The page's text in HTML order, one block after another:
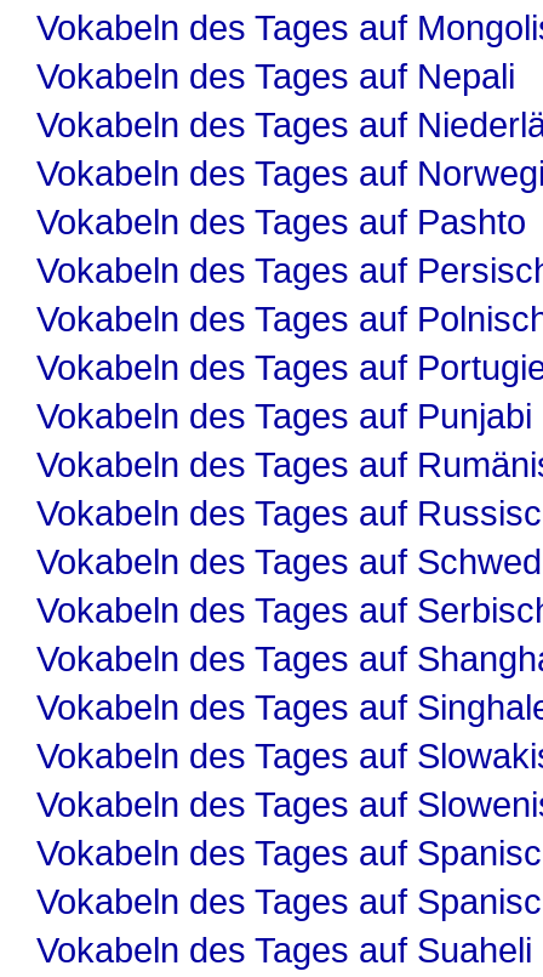
Vokabeln des Tages auf
Vokabeln des Tages auf Nepali
Vokabeln des Tages auf
Vokabeln des Tages auf
Vokabeln des Tages auf Pashto
Vokabeln des Tages auf
Vokabeln des Tages auf
Vokabeln des Tages auf
Vokabeln des Tages auf Punjabi
Vokabeln des Tages auf
Vokabeln des Tages auf
Vokabeln des Tages auf
Vokabeln des Tages auf
Vokabeln des Tages auf
Vokabeln des Tages auf
Vokabeln des Tages auf
Vokabeln des Tages auf
Vokabeln des Tages auf
Vokabeln des Tages auf
Vokabeln des Tages auf Suaheli